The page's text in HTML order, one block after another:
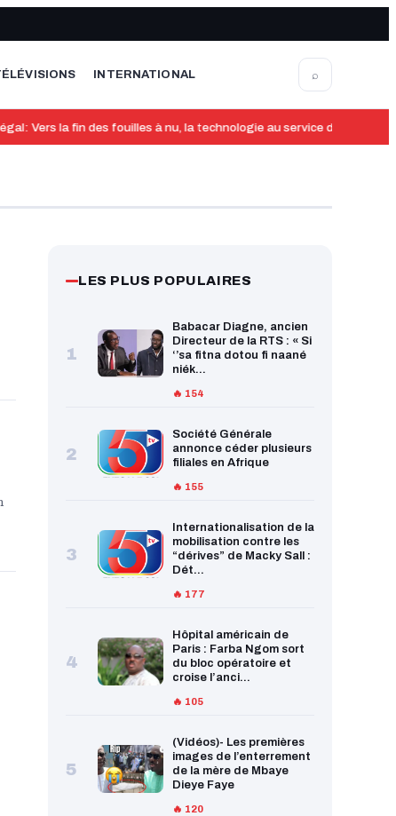
INTERNATIONAL ⌕
Vers la fin des fouilles à nu, la technologie au service de la
LES PLUS POPULAIRES
1
Babacar Diagne, ancien
Directeur de la RTS : « Si
‘’sa fitna dotou fi naané
niék...
🔥 154
2
Société Générale
annonce céder plusieurs
filiales en Afrique
🔥 155
3
Internationalisation de la
mobilisation contre les
“dérives” de Macky Sall :
Dét...
🔥 177
4
Hôpital américain de
Paris : Farba Ngom sort
du bloc opératoire et
croise l’anci...
🔥 105
5
(Vidéos)- Les premières
images de l’enterrement
de la mère de Mbaye
Dieye Faye
🔥 120